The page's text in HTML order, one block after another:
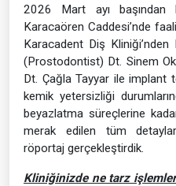
2026 Mart ayı başından
Karacaören Caddesi’nde
Karacadent Diş
(Prostodontist) Dt. Sinem
Dt. Çağla Tayyar ile implant
kemik yetersizliği
beyazlatma süreçlerine
merak edilen tüm
röportaj gerçekleştirdik.
Kliniğinizde ne tarz